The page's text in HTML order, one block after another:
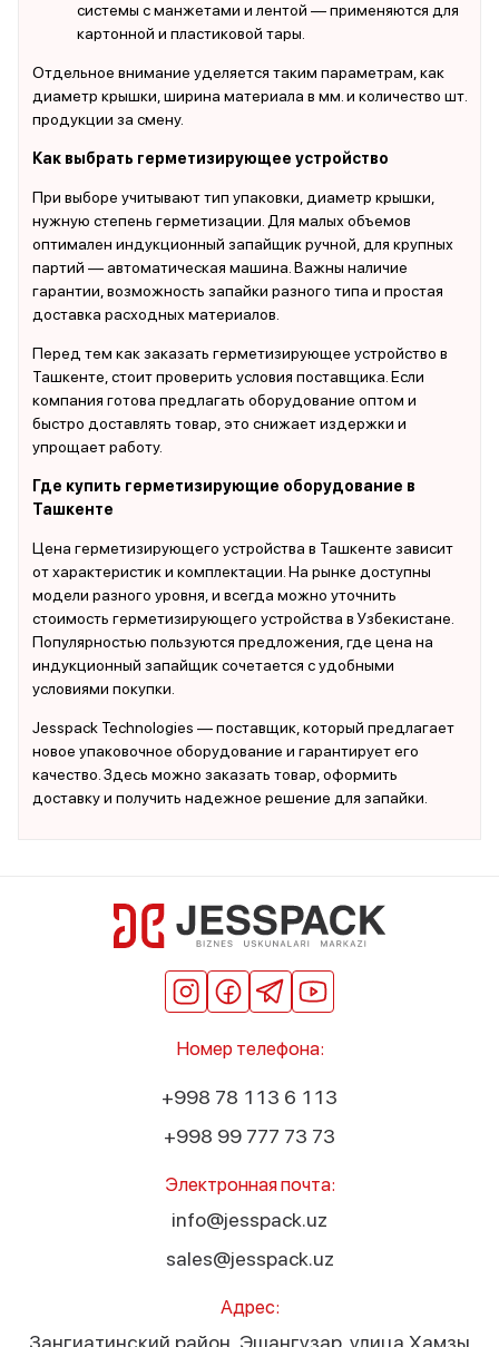
системы с манжетами и лентой — применяются для
картонной и пластиковой тары.
Отдельное внимание уделяется таким параметрам, как
диаметр крышки, ширина материала в мм. и количество шт.
продукции за смену.
Как выбрать герметизирующее устройство
При выборе учитывают тип упаковки, диаметр крышки,
нужную степень герметизации. Для малых объемов
оптимален индукционный запайщик ручной, для крупных
партий — автоматическая машина. Важны наличие
гарантии, возможность запайки разного типа и простая
доставка расходных материалов.
Перед тем как заказать герметизирующее устройство в
Ташкенте, стоит проверить условия поставщика. Если
компания готова предлагать оборудование оптом и
быстро доставлять товар, это снижает издержки и
упрощает работу.
Где купить герметизирующие оборудование в
Ташкенте
Цена герметизирующего устройства в Ташкенте зависит
от характеристик и комплектации. На рынке доступны
модели разного уровня, и всегда можно уточнить
стоимость герметизирующего устройства в Узбекистане.
Популярностью пользуются предложения, где цена на
индукционный запайщик сочетается с удобными
условиями покупки.
Jesspack Technologies — поставщик, который предлагает
новое упаковочное оборудование и гарантирует его
качество. Здесь можно заказать товар, оформить
доставку и получить надежное решение для запайки.
Номер телефона:
+998 78 113 6 113
+998 99 777 73 73
Электронная почта:
info@jesspack.uz
sales@jesspack.uz
Адрес:
Зангиатинский район, Эшангузар, улица Хамзы